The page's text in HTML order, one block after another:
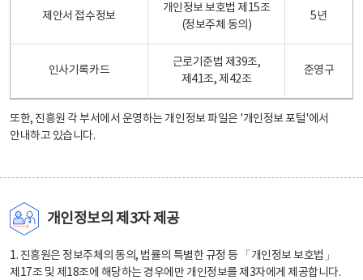
제안서 접수정보
개인정보 보호법 제15조
(정보주체 동의)
5년
인사기록카드
근로기준법 제39조,
제41조, 제42조
준영구
또한, 진흥원 각 부서에서 운영하는 개인정보 파일은 '개인정보 포털'에서
안내하고 있습니다.
개인정보의 제3자 제공
1. 진흥원은 정보주체의 동의, 법률의 특별한 규정 등 「개인정보 보호법」
제17조 및 제18조에 해당하는 경우에만 개인정보를 제3자에게 제공합니다.